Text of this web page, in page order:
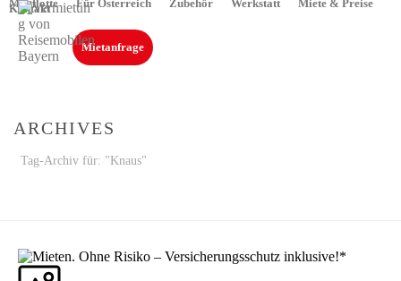
Mietflotte Für Österreich Zubehör Werkstatt Miete & Preise
Kontakt
Mietanfrage
ARCHIVES
Tag-Archiv für: "Knaus"